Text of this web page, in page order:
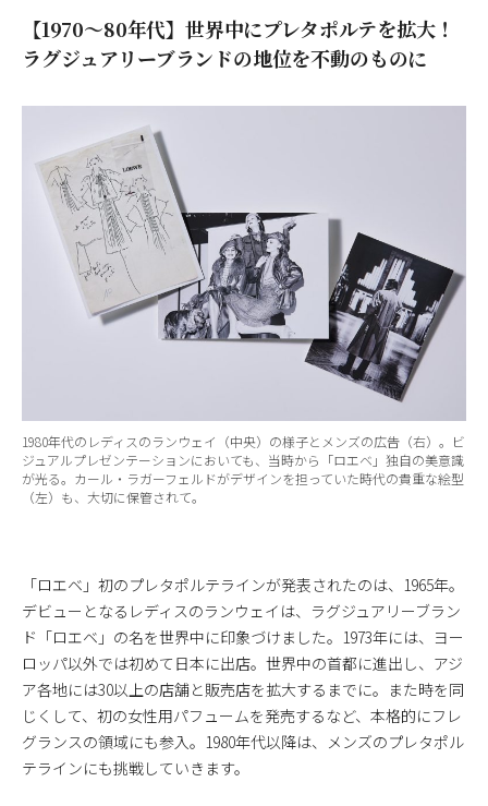
【1970〜80年代】世界中にプレタポルテを拡大！
ラグジュアリーブランドの地位を不動のものに
1980年代のレディスのランウェイ（中央）の様子とメンズの広告（右）。ビ
ジュアルプレゼンテーションにおいても、当時から「ロエベ」独自の美意識
が光る。カール・ラガーフェルドがデザインを担っていた時代の貴重な絵型
（左）も、大切に保管されて。
「ロエベ」初のプレタポルテラインが発表されたのは、1965年。
デビューとなるレディスのランウェイは、ラグジュアリーブラン
ド「ロエベ」の名を世界中に印象づけました。1973年には、ヨー
ロッパ以外では初めて日本に出店。世界中の首都に進出し、アジ
ア各地には30以上の店舗と販売店を拡大するまでに。また時を同
じくして、初の女性用パフュームを発売するなど、本格的にフレ
グランスの領域にも参入。1980年代以降は、メンズのプレタポル
テラインにも挑戦していきます。